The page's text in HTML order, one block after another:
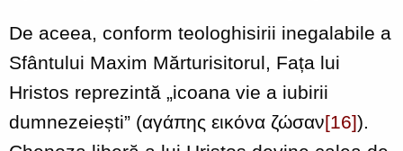
De aceea, conform teologhisirii inegalabile a
Sfântului Maxim Mărturisitorul, Fața lui
Hristos reprezintă „icoana vie a iubirii
dumnezeiești” (αγάπης εικόνα ζώσαν[16]).